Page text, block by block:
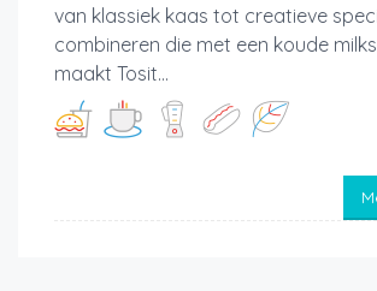
van klassiek kaas tot creatieve
combineren die met een koude
maakt Tosit...